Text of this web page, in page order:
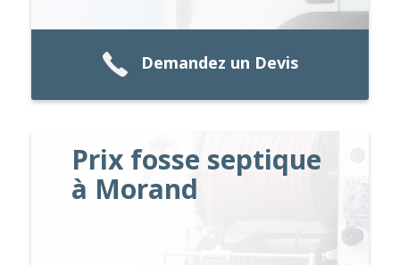
Demandez un Devis
Prix fosse septique
à Morand